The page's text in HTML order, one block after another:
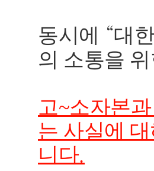
동시에 “대
의 소통을
고~소자본
는 사실에
니다.